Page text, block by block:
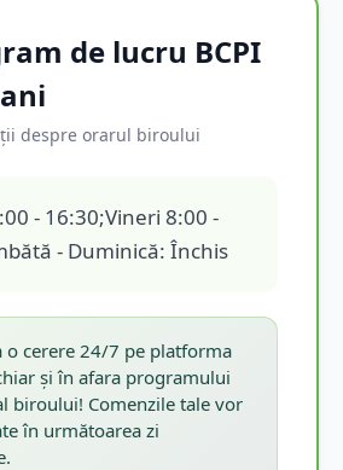
de lucru BCPI
despre orarul biroului
- 16:30;Vineri 8:00 -
- Duminică: Închis
o cerere 24/7 pe platforma
și în afara programului
biroului! Comenzile tale vor
în următoarea zi